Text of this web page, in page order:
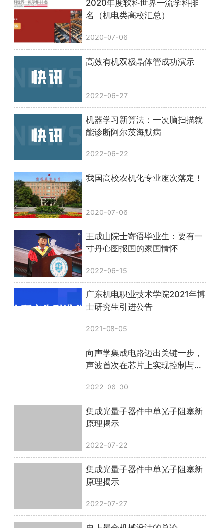
2020年度软科世界一流学科排
名（机电类高校汇总）
2020-07-06
高效有机双极晶体管成功演示
2022-06-27
机器学习新算法：一次脑扫描就
能诊断阿尔茨海默病
2022-06-22
我国高校农机化专业座次落定！
2020-07-06
王成山院士寄语毕业生：要有一
寸丹心图报国的家国情怀
2022-06-15
广东机电职业技术学院2021年博
士研究生引进公告
2021-08-05
向声学集成电路迈出关键一步，
声波首次在芯片上实现控制与调
2022-06-30
集成光量子器件中单光子阻塞新
原理揭示
2022-07-22
集成光量子器件中单光子阻塞新
原理揭示
2022-07-27